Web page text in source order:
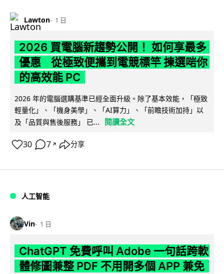
Lawton 1 日
2026 買電腦新趨勢公開！ 如何享最多
優惠 從極致便攜到電競標竿 揀選啱你
的高效能 PC
2026 年的電腦選購基準已經全面升級。除了基本效能，「極致
輕量化」、「機身美學」、「AI算力」、「前瞻技術加持」以
及「品質與售後服務」 已...
閱讀全文
30 7 ↗ 分享
人工智能
Vin 1 日
ChatGPT 免費呼叫 Adobe 一句話跨軟
體修圖兼整 PDF 不用開多個 APP 兼免